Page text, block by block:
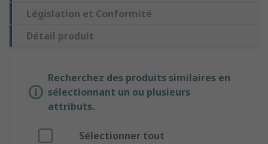
Législation et Conformité
Détail produit
Recherchez des produits similaires en
sélectionnant un ou plusieurs
attributs.
Sélectionner tout